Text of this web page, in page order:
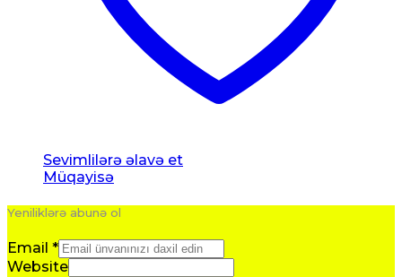
Sevimlilərə əlavə et
Müqayisə
Yeniliklərə abunə ol
Email *
Website